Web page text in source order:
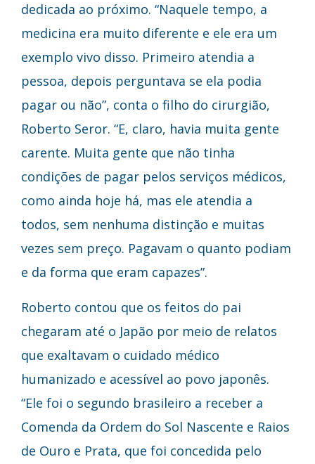
dedicada ao próximo. “Naquele tempo, a
medicina era muito diferente e ele era um
exemplo vivo disso. Primeiro atendia a
pessoa, depois perguntava se ela podia
pagar ou não”, conta o filho do cirurgião,
Roberto Seror. “E, claro, havia muita gente
carente. Muita gente que não tinha
condições de pagar pelos serviços médicos,
como ainda hoje há, mas ele atendia a
todos, sem nenhuma distinção e muitas
vezes sem preço. Pagavam o quanto podiam
e da forma que eram capazes”.
Roberto contou que os feitos do pai
chegaram até o Japão por meio de relatos
que exaltavam o cuidado médico
humanizado e acessível ao povo japonês.
“Ele foi o segundo brasileiro a receber a
Comenda da Ordem do Sol Nascente e Raios
de Ouro e Prata, que foi concedida pelo